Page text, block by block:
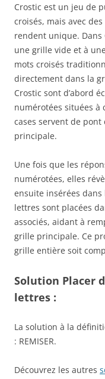
Crostic est un jeu de
croisés, mais avec
rendent unique.
une grille vide et à
mots croisés
directement dans la
Crostic sont d’abord
numérotées situées à
cases servent de
principale.
Une fois que les
numérotées, elles
ensuite insérées
lettres sont placées
associés, aidant à
grille principale. Ce
grille entière soit
Solution Placer
lettres :
La solution à la
: REMISER.
Découvrez les autres